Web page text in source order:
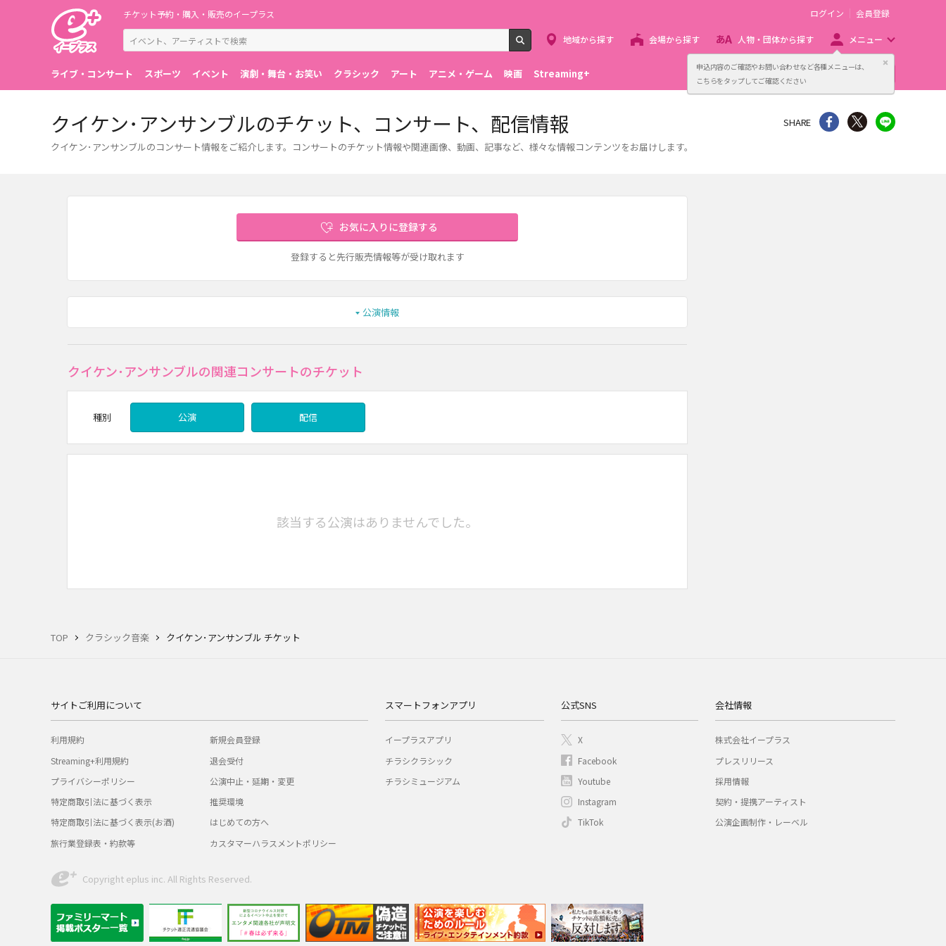
申込内容のご確認やお問い合わせなど各種メニューは、
こちらをタップしてご確認ください
閉じる
チケット予約・購入・販売のイープラス
検索
ログイン 会員登録
地域から探す 会場から探す 人物・団体から探す メニュー
ライブ・コンサート スポーツ イベント 演劇・舞台・お笑い クラシック アート アニメ・ゲーム 映画 Streaming+ 主催者向け販売サービス
TOP クラシック音楽 クイケン･アンサンブル チケット
クイケン･アンサンブルのチケット、コンサート、配信情報
クイケン･アンサンブルのコンサート情報をご紹介します。コンサートのチケット情報や関連画像、動画、記事など、様々な情報コンテンツをお届けします。
SHARE シェア Twitter
お気に入りに登録する
登録すると先行販売情報等が受け取れます
公演情報
クイケン･アンサンブルの関連コンサートのチケット
種別 公演 配信
該当する公演はありませんでした。
サイトご利用について
利用規約
Streaming+利用規約
プライバシーポリシー
特定商取引法に基づく表示
特定商取引法に基づく表示(お酒)
旅行業登録表・約款等
新規会員登録
退会受付
公演中止・延期・変更
推奨環境
はじめての方へ
カスタマーハラスメントポリシー
スマートフォンアプリ
イープラスアプリ
チラシクラシック
チラシミュージアム
公式SNS
X
Facebook
Youtube
Instagram
TikTok
会社情報
株式会社イープラス
プレスリリース
採用情報
契約・提携アーティスト
公演企画制作・レーベル
Copyright eplus inc. All Rights Reserved.